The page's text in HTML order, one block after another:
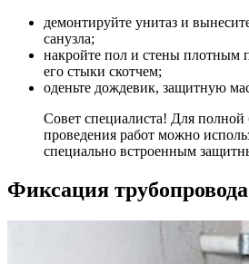
демонтируйте унитаз и
санузла;
накройте пол и стены плотным
его стыки скотчем;
оденьте дождевик, защитную
Совет специалиста! Для полной
проведения работ можно
специально встроенным
Фиксация трубопровода